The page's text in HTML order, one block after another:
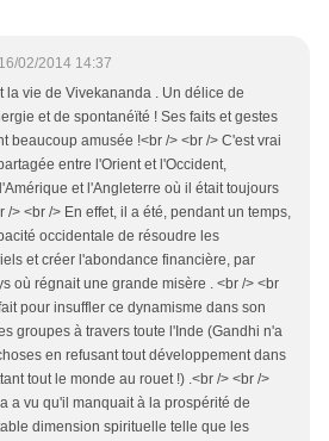
16/02/2014 14:37
la vie de Vivekananda . Un délice de
et de spontanéïté ! Ses faits et gestes
beaucoup amusée !<br /> <br /> C'est vrai
entre l'Orient et l'Occident,
et l'Angleterre où il était toujours
/> <br /> En effet, il a été, pendant un temps,
occidentale de résoudre les
et créer l'abondance financière, par
où régnait une grande misère . <br /> <br
pour insuffler ce dynamisme dans son
groupes à travers toute l'Inde (Gandhi n'a
en refusant tout développement dans
tout le monde au rouet !) .<br /> <br />
a vu qu'il manquait à la prospérité de
dimension spirituelle telle que les